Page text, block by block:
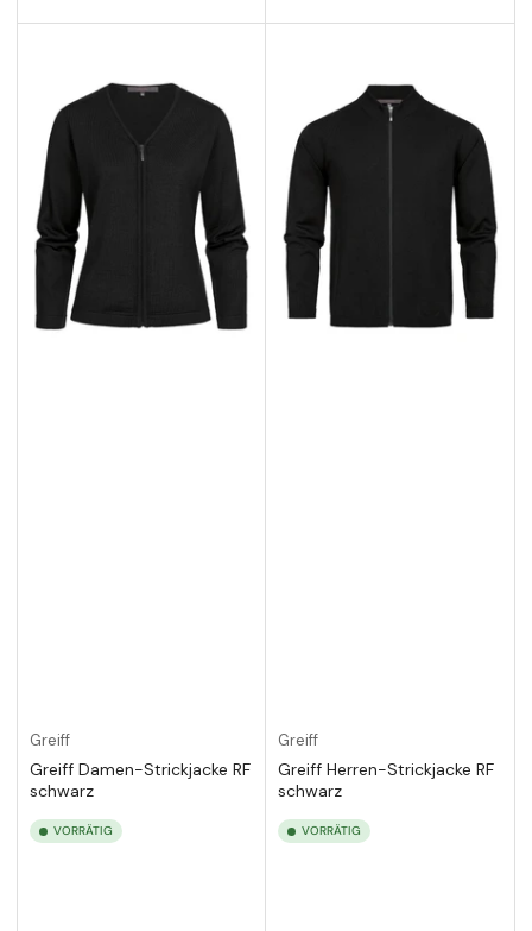
Greiff
Greiff Damen-Strickjacke RF
schwarz
VORRÄTIG
Greiff
Greiff Herren-Strickjacke RF
schwarz
VORRÄTIG